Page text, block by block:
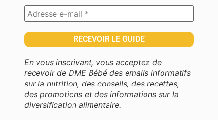
En vous inscrivant, vous acceptez de
recevoir de DME Bébé des emails informatifs
sur la nutrition, des conseils, des recettes,
des promotions et des informations sur la
diversification alimentaire.